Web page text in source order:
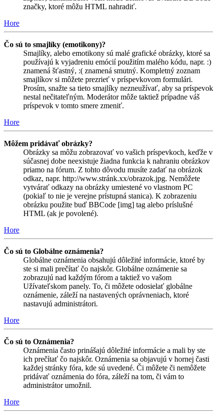
značky, ktoré môžu HTML nahradiť.
Hore
Čo sú to smajlíky (emotikony)?
Smajlíky, alebo emotikony sú malé grafické obrázky, ktoré sa
používajú k vyjadreniu emócií použitím malého kódu, napr. :)
znamená šťastný, :( znamená smutný. Kompletný zoznam
smajlíkov si môžete prezrieť v príspevkovom formulári.
Prosím, snažte sa tieto smajlíky nezneužívať, aby sa príspevok
nestal nečitateľným. Moderátor môže taktiež prípadne váš
príspevok v tomto smere zmeniť.
Hore
Môžem pridávať obrázky?
Obrázky sa môžu zobrazovať vo vašich príspevkoch, keďže v
súčasnej dobe neexistuje žiadna funkcia k nahraniu obrázkov
priamo na fórum. Z tohto dôvodu musíte zadať na obrázok
odkaz, napr. http://www.stránk.xx/obrazok.jpg. Nemôžete
vytvárať odkazy na obrázky umiestené vo vlastnom PC
(pokiaľ to nie je verejne prístupná stanica). K zobrazeniu
obrázku použite buď BBCode [img] tag alebo príslušné
HTML (ak je povolené).
Hore
Čo sú to Globálne oznámenia?
Globálne oznámenia obsahujú dôležité informácie, ktoré by
ste si mali prečítať čo najskôr. Globálne oznámenie sa
zobrazujú nad každým fórom a taktiež vo vašom
Užívateľskom panely. To, či môžete odosielať globálne
oznámenie, záleží na nastavených oprávneniach, ktoré
nastavujú administrátori.
Hore
Čo sú to Oznámenia?
Oznámenia často prinášajú dôležité informácie a mali by ste
ich prečítať čo najskôr. Oznámenia sa objavujú v hornej časti
každej stránky fóra, kde sú uvedené. Či môžete či nemôžete
pridávať oznámenia do fóra, záleží na tom, či vám to
administrátor umožnil.
Hore